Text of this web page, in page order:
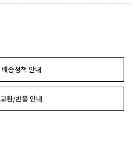
배송정책 안내
교환/반품 안내